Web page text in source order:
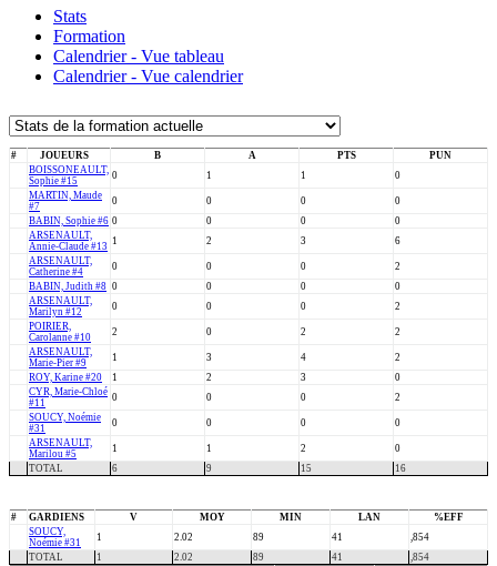
Stats
Formation
Calendrier - Vue tableau
Calendrier - Vue calendrier
# JOUEURS B A PTS
PUN
BOISSONEAULT,
Sophie #15
0 1 1
0
MARTIN, Maude
#7
0 0 0
0
BABIN, Sophie #6 0 0 0
0
ARSENAULT,
Annie-Claude #13 1 2 3
6
ARSENAULT,
Catherine #4
0 0 0
2
BABIN, Judith #8 0 0 0
0
ARSENAULT,
Marilyn #12
0 0 0
2
POIRIER,
Carolanne #10
2 0 2
2
ARSENAULT,
Marie-Pier #9
1 3 4
2
ROY, Karine #20
1 2 3
0
CYR, Marie-Chloé
#11
0 0 0
2
SOUCY, Noémie
#31
0 0 0
0
ARSENAULT,
Marilou #5
1 1 2
0
TOTAL
6 9 15 16
# GARDIENS V MOY MIN LAN
%EFF
SOUCY,
Noémie #31
1 2.02 89 41
,854
TOTAL
1 2.02 89 41
,854